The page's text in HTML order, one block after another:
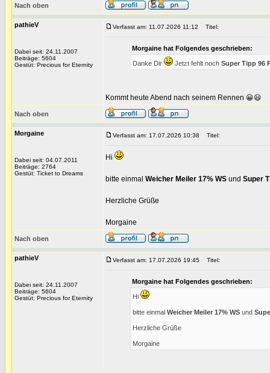
Nach oben
pathieV
Dabei seit: 24.11.2007
Beiträge: 5604
Gestüt: Precious for Eternity
Verfasst am: 11.07.2026 11:12 Titel:
Morgaine hat Folgendes geschrieben:
Danke Dir Jetzt fehlt noch Super Tipp 96
Kommt heute Abend nach seinem Rennen 😀😃
Nach oben
Morgaine
Dabei seit: 04.07.2011
Beiträge: 2764
Gestüt: Ticket to Dreams
Verfasst am: 17.07.2026 10:38 Titel:
Hi
bitte einmal Weicher Meiler 17% WS und Super
Herzliche Grüße
Morgaine
Nach oben
pathieV
Dabei seit: 24.11.2007
Beiträge: 5604
Gestüt: Precious for Eternity
Verfasst am: 17.07.2026 19:45 Titel:
Morgaine hat Folgendes geschrieben:
Hi
bitte einmal Weicher Meiler 17% WSund
Herzliche Grüße
Morgaine